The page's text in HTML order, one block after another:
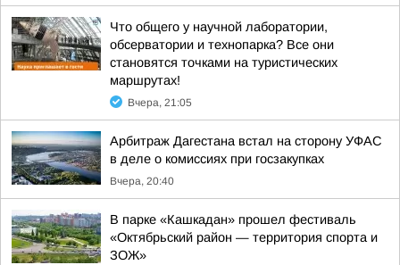
Что общего у научной лаборатории,
обсерватории и технопарка? Все они
становятся точками на туристических
маршрутах!
Вчера, 21:05
Арбитраж Дагестана встал на сторону УФАС
в деле о комиссиях при госзакупках
Вчера, 20:40
В парке «Кашкадан» прошел фестиваль
«Октябрьский район — территория спорта и
ЗОЖ»